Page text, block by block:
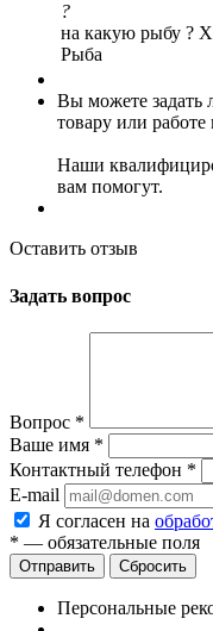
?
на какую рыбу ?
Рыба
Вы можете задать
товару или работе
Наши
вам помогут.
Оставить отзыв
Задать вопрос
Вопрос *
Ваше имя *
Контактный телефон *
E-mail
Я согласен на
* — обязательные поля
Сбросить
Персональные